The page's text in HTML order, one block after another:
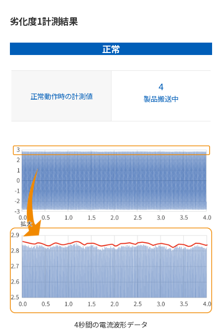
劣化度1計測結果
正常
正常動作時の計測値
4
製品搬送中
4秒間の電流波形データ